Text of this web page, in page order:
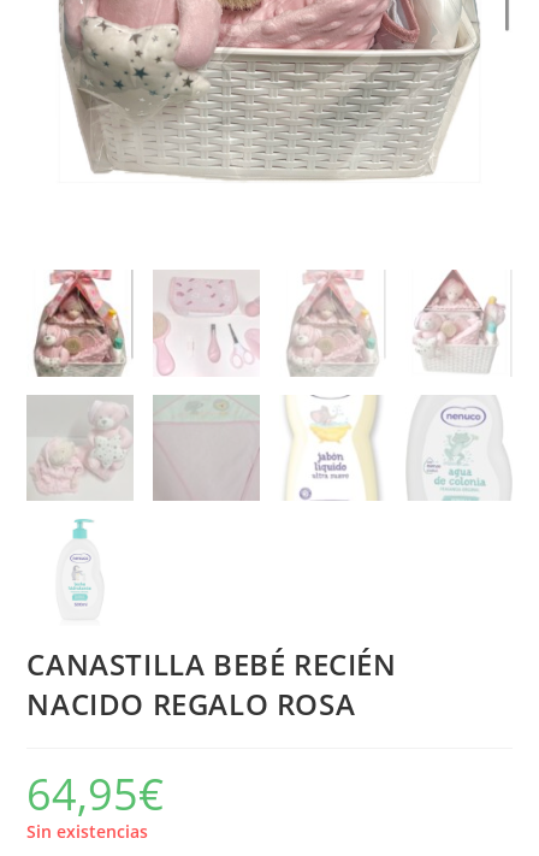
CANASTILLA BEBÉ RECIÉN
NACIDO REGALO ROSA
64,95€
Sin existencias